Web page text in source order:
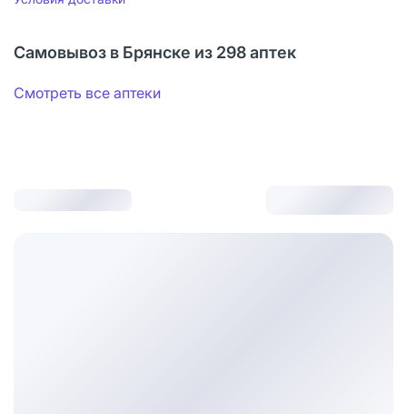
Самовывоз в Брянске из 298 аптек
Смотреть все аптеки